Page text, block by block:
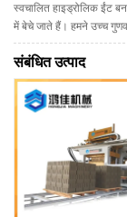
स्वचालित हाइड्रोलिक ईंट
में बेचे जाते हैं। हमने उच्च
संबंधित उत्पाद